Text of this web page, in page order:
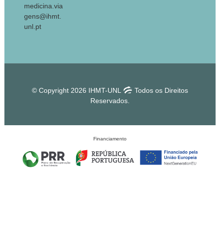
medicina.via
gens@ihmt.
unl.pt
© Copyright 2026 IHMT-UNL
Todos os Direitos
Reservados.
Financiamento